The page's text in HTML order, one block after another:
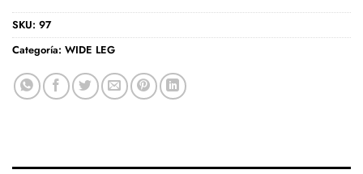
SKU: 97
Categoría: WIDE LEG